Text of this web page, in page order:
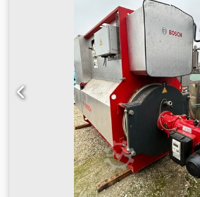
Könyvméretek: min. 195 x 139 mm –
Könyvvastagság: 1–60 mm •
g/m² • Borító papírsúlya: 80–300 g/m²
magassága: max. 80 mm • Marás: 0–3
állítható) • Ragasztás: oldalsó
szabályozható hőmérséklet) •
hornyozás • Kiegészítő felszerelés:
(előkészítő) az igazításhoz, hibás lap
berendezés sok éven keresztül
legutóbb is. A felvételre kész. Kérésre
értékesíthetők. Szívesen egyeztetünk
bemutatóhoz. Kérdés vagy érdeklődés